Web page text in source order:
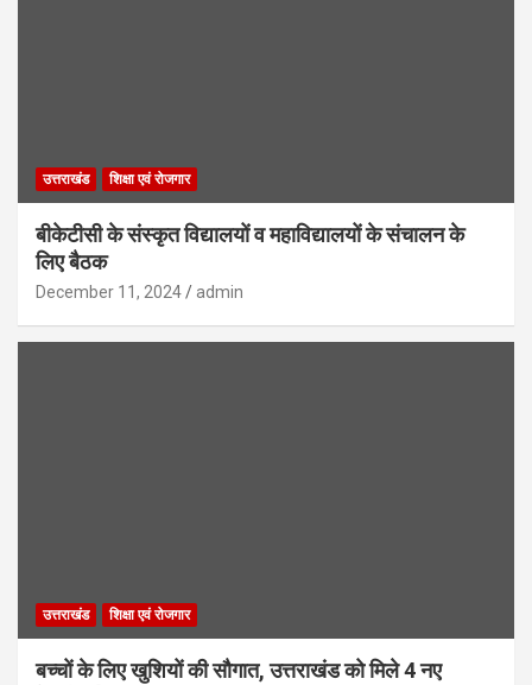
उत्तराखंड शिक्षा एवं रोजगार
बीकेटीसी के संस्कृत विद्यालयों व महाविद्यालयों के संचालन के
लिए बैठक
December 11, 2024 admin
उत्तराखंड शिक्षा एवं रोजगार
बच्चों के लिए खुशियों की सौगात, उत्तराखंड को मिले 4 नए